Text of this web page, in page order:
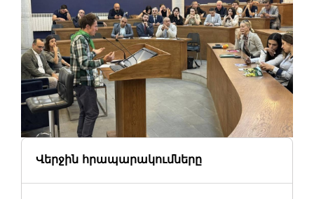
Վերջին հրապարակումները